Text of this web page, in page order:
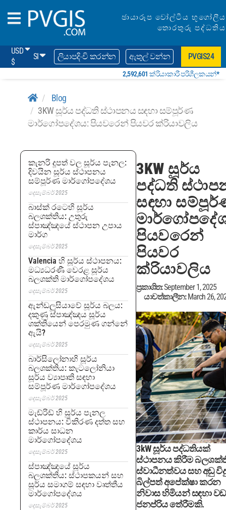
ඡායාරූප වෝල්ටීය භූගෝලීය
තොරතුරු පද්ධතිය
USD
$
SI ලියාපදිංචි කරන්න ඇතුල් වන්න PVGIS24
2,592,601 ක්රියාකාරී පරිශීලකයන්*
Blog
3KW සූර්ය පද්ධති ස්ථාපනය සඳහා සම්පූර්ණ
මාර්ගෝපදේශය: පියවරෙන් පියවර ක්රියාවලිය
කැනරි දූපත් වල සූර්ය පැනල:
දිවයින සූර්ය ස්ථාපනය
සම්පූර්ණ මාර්ගෝපදේශය
දෙසැම්බර් 2025
බාස්ක් රටෙහි සූර්ය
බලශක්තිය: උතුරු
ස්පාඤ්ඤයේ ස්ථාපන උපාය
මාර්ග
දෙසැම්බර් 2025
Valencia හි සූර්ය ස්ථාපනය:
මධ්‍යධරණී වෙරළ සූර්ය
බලශක්ති මාර්ගෝපදේශය
දෙසැම්බර් 2025
ඇන්ඩලූසියාවේ සූර්ය බලය:
දකුණු ස්පාඤ්ඤය සූර්ය
ශක්තියෙන් පෙරමුණ ගන්නේ
ඇයි?
දෙසැම්බර් 2025
බාර්සිලෝනාහි සූර්ය
බලශක්තිය: කැටලෝනියා
සූර්ය ව්‍යාපෘති සඳහා
සම්පූර්ණ මාර්ගෝපදේශය
දෙසැම්බර් 2025
මැඩ්රිඩ් හි සූර්ය පැනල
ස්ථාපනය: විකිරණ දත්ත සහ
කාර්ය සාධන
මාර්ගෝපදේශය
දෙසැම්බර් 2025
ස්පාඤ්ඤයේ සූර්ය
බලශක්තිය: ස්ථාපකයන් සහ
සූර්ය සමාගම් සඳහා වෘත්තීය
මාර්ගෝපදේශය
දෙසැම්බර් 2025
3KW සූර්ය
පද්ධති
සඳහා
පියවරෙන්
පියවර
ක්රියාවලිය
ප්‍රකාශිත:September 1, 2025
යාවත්කාලීන: March 26,
3kW සූර්ය පද්ධතියක්
ස්ථාපනය කිරීම
ස්වාධීනත්වය සහ අඩු
බිල්පත් අපේක්ෂා කරන
නිවාස හිමියන් සඳහා
ජනප්රිය තේරීමකි.